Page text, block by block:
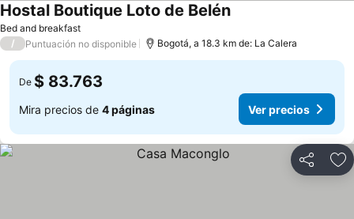
Bed and breakfast
Hostal Boutique Loto de BelénVer precios
/ Puntuación no disponible Bogotá, a 18.3 km de: La Calera
De $ 83.763
Mira precios de 4 páginas Ver precios
Compartir